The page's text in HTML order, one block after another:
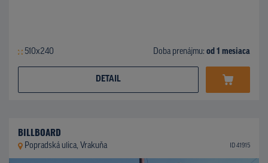
510x240 Doba prenájmu: od 1 mesiaca
DETAIL
BILLBOARD
Popradská ulica, Vrakuňa ID 41915